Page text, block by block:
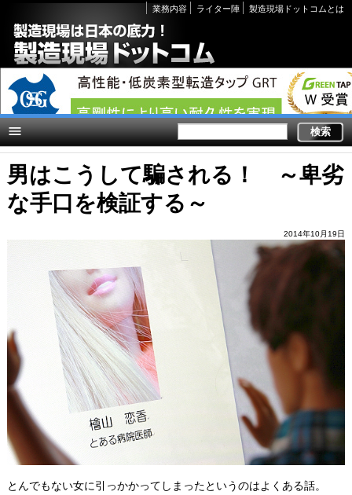
Secondary
links
業務内容 ライター陣 製造現場ドットコムとは
男はこうして騙される！ ～卑劣
な手口を検証する～
2014年10月19日
とんでもない女に引っかかってしまったというのはよくある話。